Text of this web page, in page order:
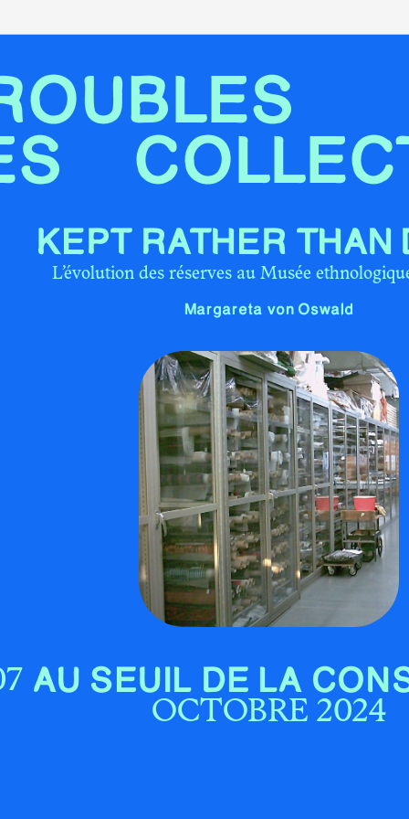
KEPT RATHER THAN
L’évolution des réserves au Musée
Margareta von Oswald
AU SEUIL DE LA
OCTOBRE 2024